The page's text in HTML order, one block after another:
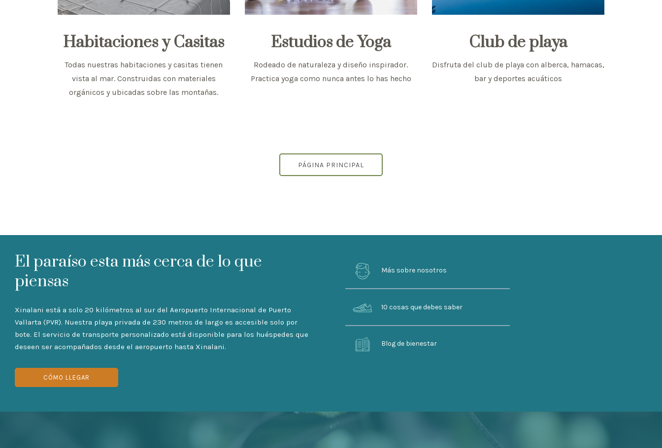
Habitaciones y Casitas
Todas nuestras habitaciones y casitas tienen
vista al mar. Construidas con materiales
orgánicos y ubicadas sobre las montañas.
Estudios de Yoga
Rodeado de naturaleza y diseño inspirador.
Practica yoga como nunca antes lo has hecho
Club de playa
Disfruta del club de playa con alberca, hamacas,
bar y deportes acuáticos
PÁGINA PRINCIPAL
El paraíso esta más cerca de lo que
piensas
Xinalani está a solo 20 kilómetros al sur del Aeropuerto Internacional de Puerto
Vallarta (PVR). Nuestra playa privada de 230 metros de largo es accesible solo por
bote. El servicio de transporte personalizado está disponible para los huéspedes que
deseen ser acompañados desde el aeropuerto hasta Xinalani.
CÓMO LLEGAR
Más sobre nosotros
10 cosas que debes saber
Blog de bienestar